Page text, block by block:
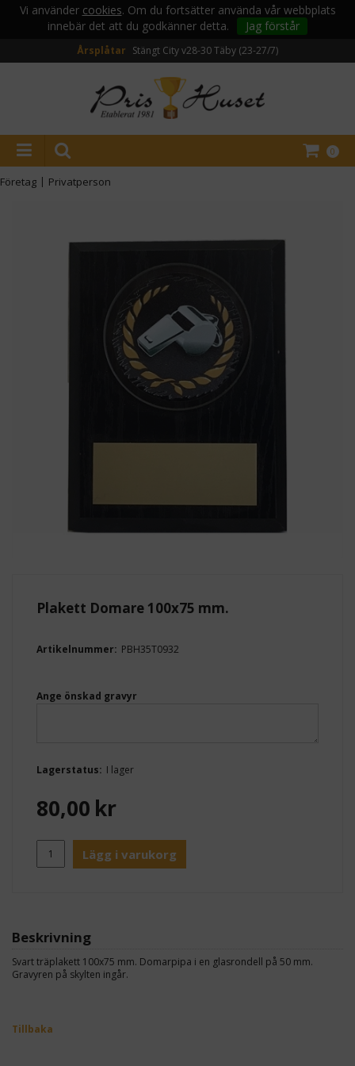
Vi använder cookies. Om du fortsätter använda vår webbplats
innebär det att du godkänner detta.
Jag förstår
Årsplåtar Stängt City v28-30Täby (23-27/7)
0
Företag | Privatperson
Plakett Domare 100x75 mm.
Artikelnummer: PBH35T0932
Ange önskad gravyr
Lagerstatus: I lager
80,00 kr
Lägg i varukorg
Beskrivning
Svart träplakett 100x75 mm. Domarpipa i en glasrondell på 50 mm.
Gravyren på skylten ingår.
Tillbaka